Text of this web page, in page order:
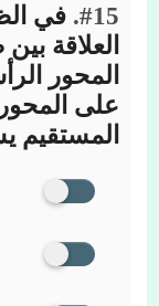
#15. في
العلاقة
المحور
على